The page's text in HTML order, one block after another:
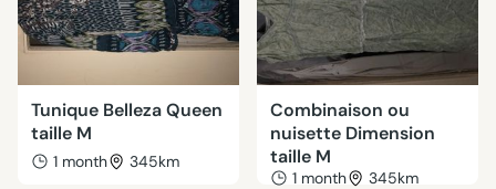
Tunique Belleza Queen
taille M
1 month 345km
Combinaison ou
nuisette Dimension
taille M
1 month 345km